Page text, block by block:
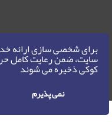
برای شخصی سازی ارائه
سایت، ضمن رعایت کامل
کوکی ذخیره می شوند
نمی پذیرم
حقوق